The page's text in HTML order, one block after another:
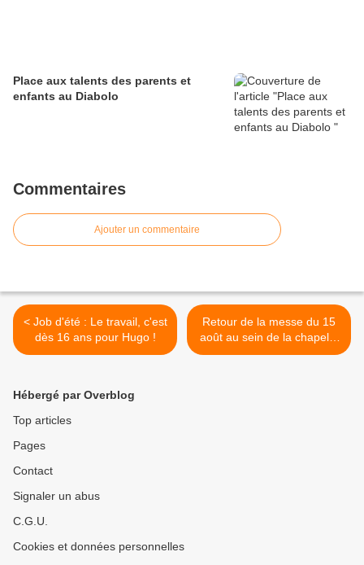
Place aux talents des parents et
enfants au Diabolo
Commentaires
Ajouter un commentaire
< Job d'été : Le travail, c'est
dès 16 ans pour Hugo !
Retour de la messe du 15
août au sein de la chapelle
de Solborde >
Hébergé par Overblog
Top articles
Pages
Contact
Signaler un abus
C.G.U.
Cookies et données personnelles